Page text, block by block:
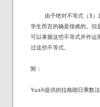
由于绝对不等式（3）
学生而言的确是很难的。但
可以掌握这些不等式并作运
过这些不等式。
附：
Yush提供的拉格朗日乘数